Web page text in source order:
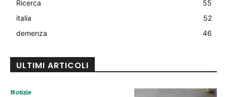
Ricerca
55
italia
52
demenza
46
ULTIMI ARTICOLI
Notizie